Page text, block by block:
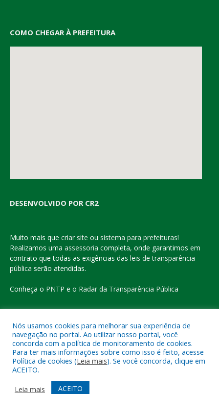
COMO CHEGAR À PREFEITURA
DESENVOLVIDO POR CR2
Muito mais que criar site ou sistema para prefeituras!
Realizamos uma assessoria completa, onde garantimos em
contrato que todas as exigências das leis de transparência
pública serão atendidas.
Conheça o PNTP e o Radar da Transparência Pública
Todos os direitos reservados a Prefeitura Municipal de Eldorado
do Carajás
Mapa do Site
Acessar o Webmail
Nós usamos cookies para melhorar sua experiência de
navegação no portal. Ao utilizar nosso portal, você
concorda com a política de monitoramento de cookies.
Para ter mais informações sobre como isso é feito, acesse
Política de cookies (Leia mais). Se você concorda, clique em
ACEITO.
Leia mais
ACEITO